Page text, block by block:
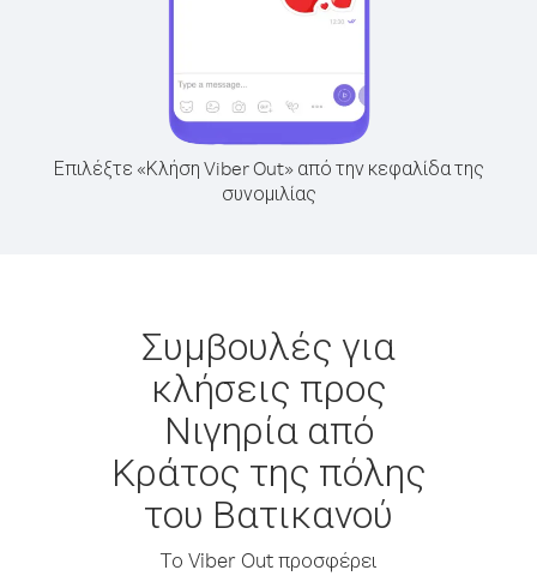
Επιλέξτε «Κλήση Viber Out» από την κεφαλίδα της
συνομιλίας
Συμβουλές για
κλήσεις προς
Νιγηρία από
Κράτος της πόλης
του Βατικανού
Το Viber Out προσφέρει